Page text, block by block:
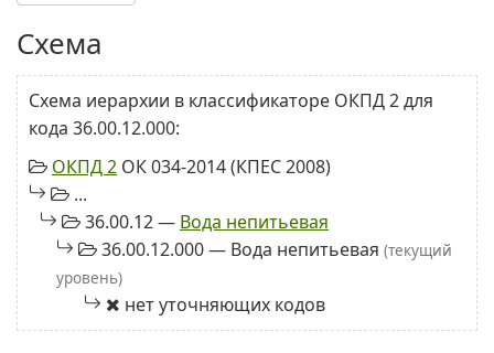
Схема
Схема иерархии в классификаторе ОКПД 2 для
кода 36.00.12.000:
ОКПД 2 ОК 034-2014 (КПЕС 2008)
...
36.00.12 — Вода непитьевая
36.00.12.000 — Вода непитьевая (текущий
уровень)
нет уточняющих кодов